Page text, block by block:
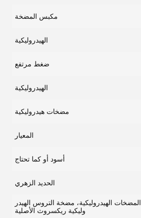
مكبس المضخة
الهيدروليكية
ضغط مرتفع
الهيدروليكية
مضخات هيدروليكية
المعيار
أسود أو كما تحتاج
الحديد الزهري
المضخات الهيدروليكية، مضخة التروس الهيدر
وليكية ريكسروث الأصلية